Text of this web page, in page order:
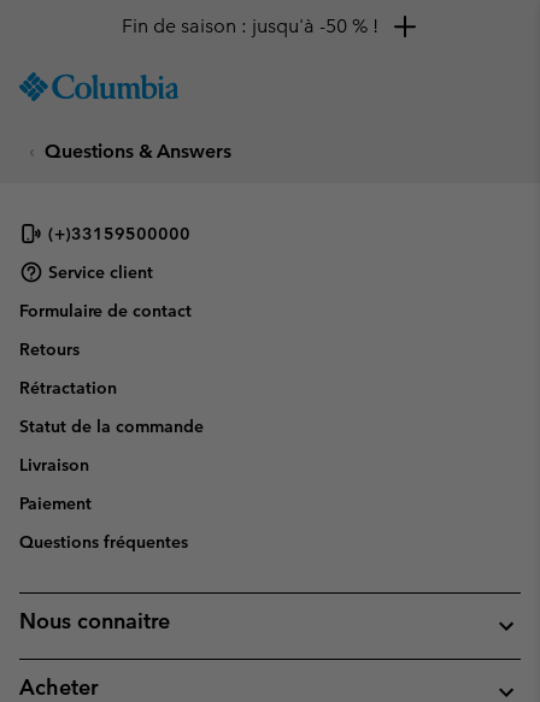
TO
SKIP
NAV
SKIP
SEARCH
Fin de saison : jusqu'à -50 % !
Questions & Answers
(+)33159500000
Service client
Formulaire de contact
Retours
Rétractation
Statut de la commande
Livraison
Paiement
Questions fréquentes
Nous connaitre
Acheter